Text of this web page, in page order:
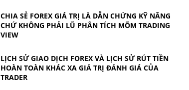
CHIA SẺ FOREX GIÁ TRỊ LÀ DẪN CHỨNG KỸ NĂNG
CHỨ KHÔNG PHẢI LŨ PHÂN TÍCH MÕM TRADING
VIEW
LỊCH SỬ GIAO DỊCH FOREX VÀ LỊCH SỬ RÚT TIỀN
HOÀN TOÀN KHÁC XA GIÁ TRỊ ĐÁNH GIÁ CỦA
TRADER